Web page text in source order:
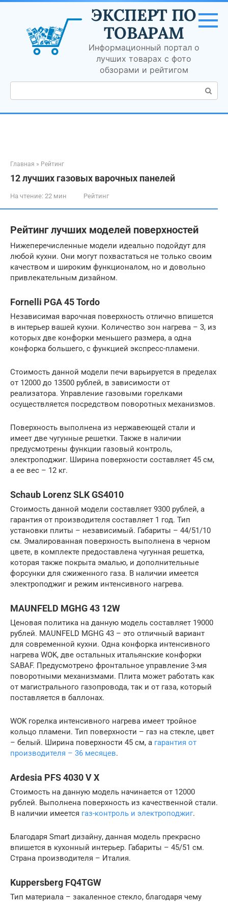
Перейти
контенту
ЭКСПЕРТ ПО
ТОВАРАМ
Информационный портал о
лучших товарах с фото
обзорами и рейтигом
Поиск:
Главная » Рейтинг
12 лучших газовых варочных панелей
На чтение: 22 мин Рейтинг
Рейтинг лучших моделей поверхностей
Нижеперечисленные модели идеально подойдут для
любой кухни. Они могут похвастаться не только своим
качеством и широким функционалом, но и довольно
привлекательным дизайном.
Fornelli PGA 45 Tordo
Независимая варочная поверхность отлично впишется
в интерьер вашей кухни. Количество зон нагрева – 3, из
которых две конфорки меньшего размера, а одна
конфорка большего, с функцией экспресс-пламени.
Стоимость данной модели печи варьируется в пределах
от 12000 до 13500 рублей, в зависимости от
реализатора. Управление газовыми горелками
осуществляется посредством поворотных механизмов.
Поверхность выполнена из нержавеющей стали и
имеет две чугунные решетки. Также в наличии
предусмотрены функции газовый контроль,
электроподжиг. Ширина поверхности составляет 45 см,
а ее вес – 12 кг.
Schaub Lorenz SLK GS4010
Стоимость данной модели составляет 9300 рублей, а
гарантия от производителя составляет 1 год. Тип
установки плиты – независимый. Габариты – 44/51/10
см. Эмалированная поверхность выполнена в черном
цвете, в комплекте предоставлена чугунная решетка,
которая также покрыта эмалью, и дополнительные
форсунки для сжиженного газа. В наличии имеется
электроподжиг и режим интенсивного нагрева.
MAUNFELD MGHG 43 12W
Ценовая политика на данную модель составляет 19000
рублей. MAUNFELD MGHG 43 – это отличный вариант
для современной кухни. Одна конфорка интенсивного
нагрева WOK, две остальных итальянские конфорки
SABAF. Предусмотрено фронтальное управление 3-мя
поворотными механизмами. Плита может работать как
от магистрального газопровода, так и от газа, который
поставляется в баллонах.
WOK горелка интенсивного нагрева имеет тройное
кольцо пламени. Тип поверхности – газ на стекле, цвет
– белый. Ширина поверхности 45 см, а гарантия от
производителя – 36 месяцев.
Ardesia PFS 4030 V X
Стоимость на данную модель начинается от 12000
рублей. Выполнена поверхность из качественной стали.
В наличии имеется газ-контроль и электроподжиг.
Благодаря Smart дизайну, данная модель прекрасно
впишется в кухонный интерьер. Габариты – 45/51 см.
Страна производителя – Италия.
Kuppersberg FQ4TGW
Тип материала – закаленное стекло, благодаря чему